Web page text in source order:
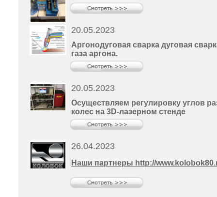
20.05.2023
Аргонодуговая сварка дуговая
газа аргона.
20.05.2023
Осуществляем регулировку углов
колес на 3D-лазерном стенде
26.04.2023
Наши партнеры http://